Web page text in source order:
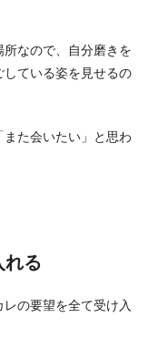
なので、自分磨きを
している姿を見せるの
た会いたい」と思わ
れる
の要望を全て受け入